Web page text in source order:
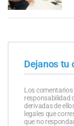
Dejanos tu
Los comentarios
responsabilidad
derivadas de
legales que
que no